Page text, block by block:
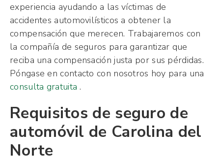
experiencia ayudando a las víctimas de
accidentes automovilísticos a obtener la
compensación que merecen. Trabajaremos con
la compañía de seguros para garantizar que
reciba una compensación justa por sus pérdidas.
Póngase en contacto con nosotros hoy para una
consulta gratuita .
Requisitos de seguro de
automóvil de Carolina del
Norte